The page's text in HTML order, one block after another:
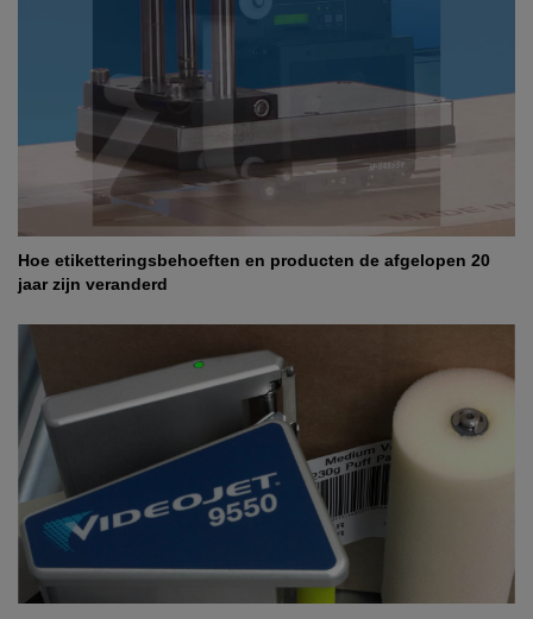
Hoe etiketteringsbehoeften en producten de afgelopen 20
jaar zijn veranderd